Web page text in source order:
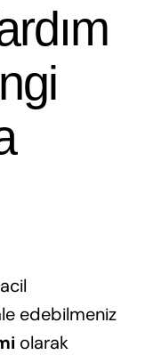
edebilmeniz
olarak